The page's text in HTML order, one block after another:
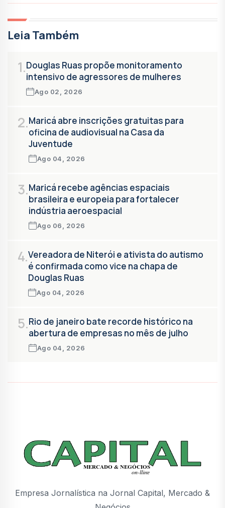
Leia Também
1.Douglas Ruas propõe monitoramento
intensivo de agressores de mulheres
Ago 02, 2026
2.Maricá abre inscrições gratuitas para
oficina de audiovisual na Casa da
Juventude
Ago 04, 2026
3.Maricá recebe agências espaciais
brasileira e europeia para fortalecer
indústria aeroespacial
Ago 06, 2026
4.Vereadora de Niterói e ativista do autismo
é confirmada como vice na chapa de
Douglas Ruas
Ago 04, 2026
5.Rio de janeiro bate recorde histórico na
abertura de empresas no mês de julho
Ago 04, 2026
Empresa Jornalística na Jornal Capital, Mercado &